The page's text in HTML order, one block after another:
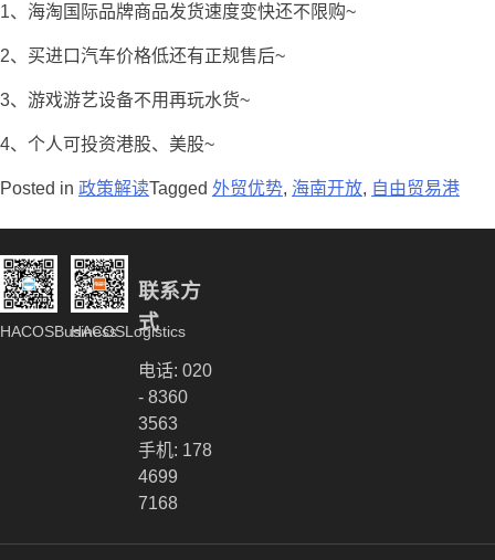
1、海淘国际品牌商品发货速度变快还不限购~
2、买进口汽车价格低还有正规售后~
3、游戏游艺设备不用再玩水货~
4、个人可投资港股、美股~
Posted in 政策解读Tagged 外贸优势, 海南开放, 自由贸易港
HACOSBusinessHACOSLogistics
联系方
式
电话: 020
- 8360
3563
手机: 178
4699
7168